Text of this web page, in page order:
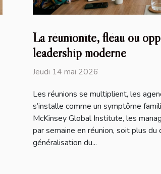
La réunionite, fléau ou
leadership moderne
Jeudi 14 mai 2026
Les réunions se multiplient, les
s’installe comme un symptôme
McKinsey Global Institute, les
par semaine en réunion, soit plus
généralisation du...